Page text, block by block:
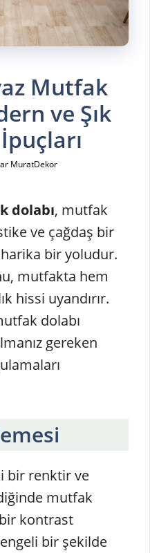
Mutfak
ve Şık
MuratDekor
dolabı, mutfak
ve çağdaş bir
bir yoludur.
mutfakta hem
hissi uyandırır.
dolabı
gereken
bir renktir ve
mutfak
kontrast
bir şekilde